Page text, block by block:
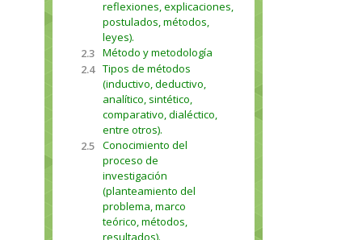
reflexiones, explicaciones,
postulados, métodos,
leyes).
2.3 Método y metodología
2.4 Tipos de métodos
(inductivo, deductivo,
analítico, sintético,
comparativo, dialéctico,
entre otros).
2.5 Conocimiento del
proceso de
investigación
(planteamiento del
problema, marco
teórico, métodos,
resultados).